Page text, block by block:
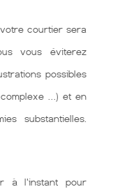
courtier sera
vous éviterez
possibles
…) et en
substantielles.
à l'instant pour